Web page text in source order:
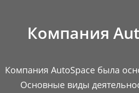
Компания
Компания AutoSpace была
Основные виды